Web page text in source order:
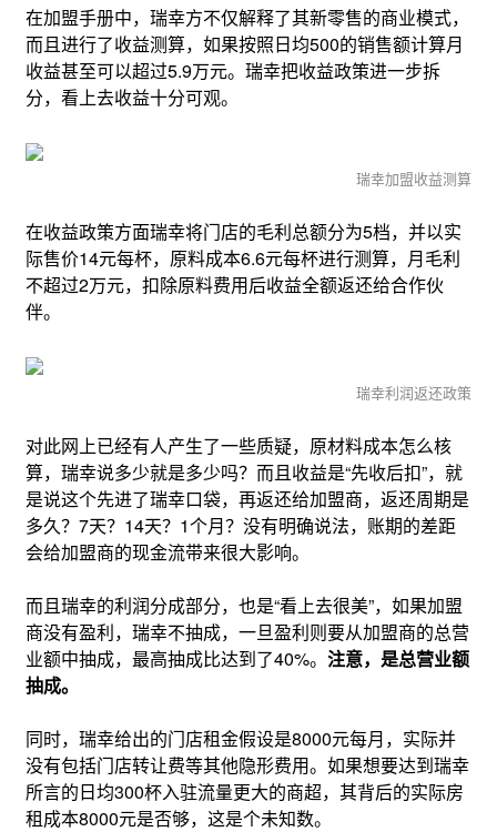
在加盟手册中，瑞幸方不仅解释了其新零售的商业模式，
而且进行了收益测算，如果按照日均500的销售额计算月
收益甚至可以超过5.9万元。瑞幸把收益政策进一步拆
分，看上去收益十分可观。
瑞幸加盟收益测算
在收益政策方面瑞幸将门店的毛利总额分为5档，并以实
际售价14元每杯，原料成本6.6元每杯进行测算，月毛利
不超过2万元，扣除原料费用后收益全额返还给合作伙
伴。
瑞幸利润返还政策
对此网上已经有人产生了一些质疑，原材料成本怎么核
算，瑞幸说多少就是多少吗？而且收益是“先收后扣”，就
是说这个先进了瑞幸口袋，再返还给加盟商，返还周期是
多久？7天？14天？1个月？没有明确说法，账期的差距
会给加盟商的现金流带来很大影响。
而且瑞幸的利润分成部分，也是“看上去很美”，如果加盟
商没有盈利，瑞幸不抽成，一旦盈利则要从加盟商的总营
业额中抽成，最高抽成比达到了40%。 注意，是总营业额
抽成。
同时，瑞幸给出的门店租金假设是8000元每月，实际并
没有包括门店转让费等其他隐形费用。 如果想要达到瑞幸
所言的日均300杯入驻流量更大的商超，其背后的实际房
租成本8000元是否够，这是个未知数。